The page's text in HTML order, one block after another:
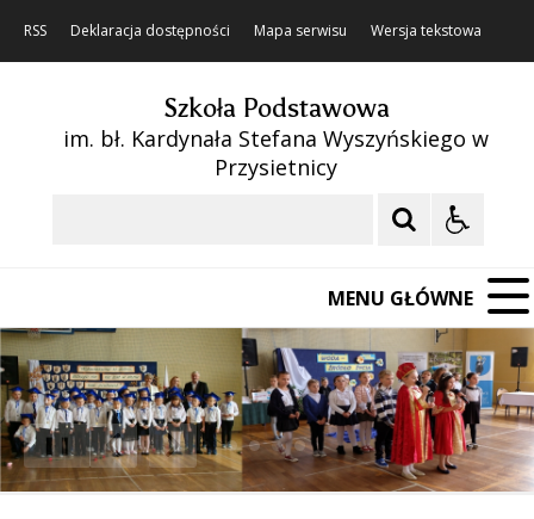
RSS Deklaracja dostępności Mapa serwisu Wersja tekstowa
Szkoła Podstawowa
im. bł. Kardynała Stefana Wyszyńskiego w
Przysietnicy
MENU GŁÓWNE
Poprzedni Element
Następny Element
❚❚